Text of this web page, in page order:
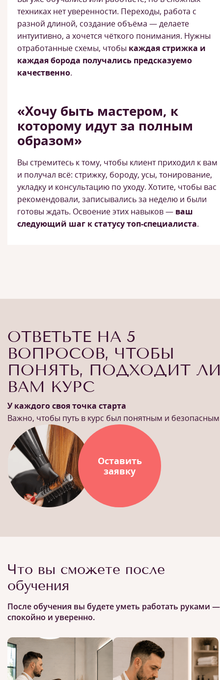
техниках нет уверенности. Переходы, работа с
разной длиной, создание объёма — делаете
интуитивно, а хочется чёткого понимания. Нужны
отработанные схемы, чтобы каждая стрижка и
каждая борода получались предсказуемо
качественно.
«Хочу быть мастером, к
которому идут за полным
образом»
Вы стремитесь к тому, чтобы клиент приходил к вам
и получал всё: стрижку, бороду, усы, тонирование,
укладку и консультацию по уходу. Хотите, чтобы вас
рекомендовали, записывались за неделю и были
готовы ждать. Освоение этих навыков — ваш
следующий шаг к статусу топ-специалиста.
ОТВЕТЬТЕ НА 5
ВОПРОСОВ, ЧТОБЫ
ПОНЯТЬ, ПОДХОДИТ
ВАМ КУРС
У каждого своя точка старта
Важно, чтобы путь в курс был понятным и безопасным
Оставить
заявку
Что вы сможете после
обучения
После обучения вы будете уметь работать руками —
спокойно и уверенно.